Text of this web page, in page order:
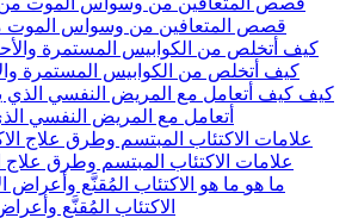
قصص المتعافين من وسواس الموت
كيف أتخلص من الكوابيس المستمرة
كيف
أتعامل مع المريض النفسي
علامات الاكتئاب المبتسم وطرق علاج
ما هو
الاكتئاب المُقنَّع